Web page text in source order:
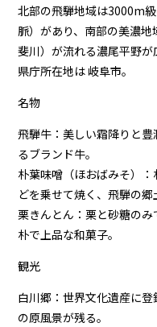
北部の飛騨地域は3000m
脈）があり、南部の美濃
斐川）が流れる濃尾平野が
県庁所在地は 岐阜市。
名物
飛騨牛：美しい霜降りと
るブランド牛。
朴葉味噌（ほおばみそ）
どを乗せて焼く、飛騨の郷
栗きんとん：栗と砂糖の
朴で上品な和菓子。
観光
白川郷：世界文化遺産に
の原風景が残る。